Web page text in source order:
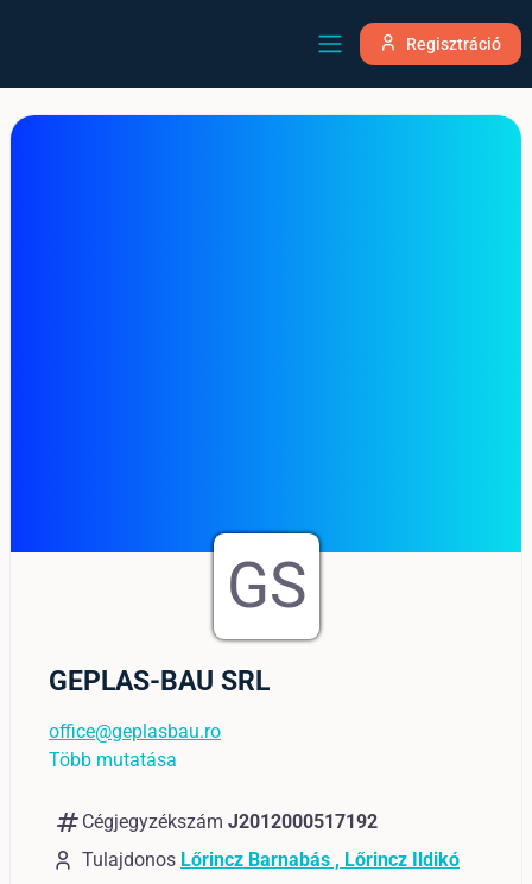
Regisztráció
GS
GEPLAS-BAU SRL
office@geplasbau.ro
Több mutatása
numbers Cégjegyzékszám J2012000517192
Tulajdonos Lőrincz Barnabás , Lőrincz Ildikó